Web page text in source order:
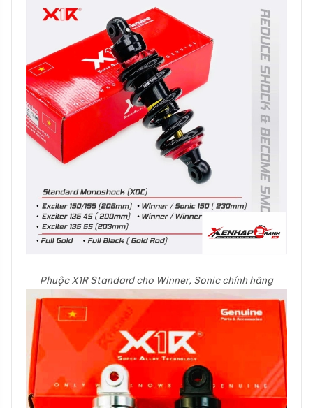
Phuộc X1R Standard cho Winner, Sonic chính hãng